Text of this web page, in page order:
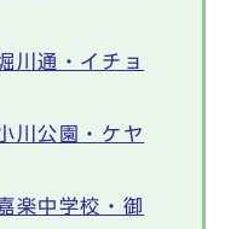
川通・イチョ
川公園・ケヤ
楽中学校・御